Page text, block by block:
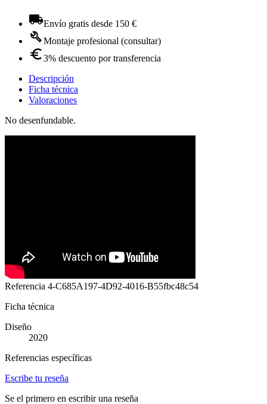
Envío gratis desde 150 €
Montaje profesional (consultar)
3% descuento por transferencia
Descripción
Ficha técnica
Valoraciones
No desenfundable.
Referencia 4-C685A197-4D92-4016-B55fbc48c54
Ficha técnica
Diseño
2020
Referencias específicas
Escribe tu reseña
Se el primero en escribir una reseña